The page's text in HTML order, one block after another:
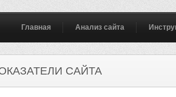
Главная Анализ сайта
САЙТА